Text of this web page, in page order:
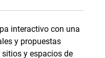
interactivo con una
y propuestas
y espacios de